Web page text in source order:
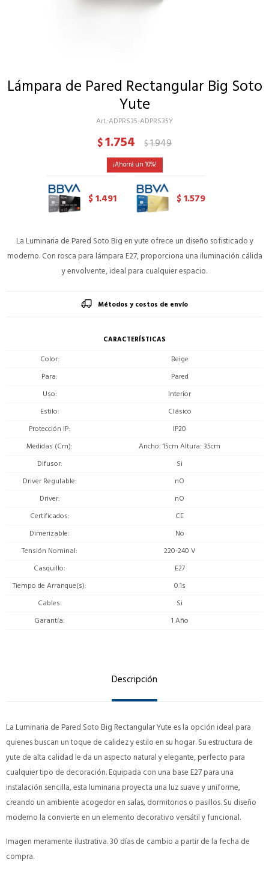
Lámpara de Pared Rectangular Big Soto
Yute
ADPRS35-ADPRS35Y
$1.754 $1.949
10
$1.491 $1.579
La Luminaria de Pared Soto Big en yute ofrece un diseño sofisticado y
moderno. Con rosca para lámpara E27, proporciona una iluminación cálida
y envolvente, ideal para cualquier espacio.
Métodos y costos de envío
CARACTERÍSTICAS
Color
Beige
Para
Pared
Uso
Interior
Estilo
Clásico
Protección IP
IP20
Medidas (Cm)
Ancho: 15cm Altura: 35cm
Difusor
Si
Driver Regulable
nO
Driver
nO
Certificados
CE
Dimerizable
No
Tensión Nominal
220-240 V
Casquillo
E27
Tiempo de Arranque(s)
0.1s
Cables
Si
Garantía
1 Año
Descripción
La Luminaria de Pared Soto Big Rectangular Yute es la opción ideal para
quienes buscan un toque de calidez y estilo en su hogar. Su estructura de
yute de alta calidad le da un aspecto natural y elegante, perfecto para
cualquier tipo de decoración. Equipada con una base E27 para una
instalación sencilla, esta luminaria proyecta una luz suave y uniforme,
creando un ambiente acogedor en salas, dormitorios o pasillos. Su diseño
moderno la convierte en un elemento decorativo versátil y funcional.
Imagen meramente ilustrativa. 30 días de cambio a partir de la fecha de
compra.